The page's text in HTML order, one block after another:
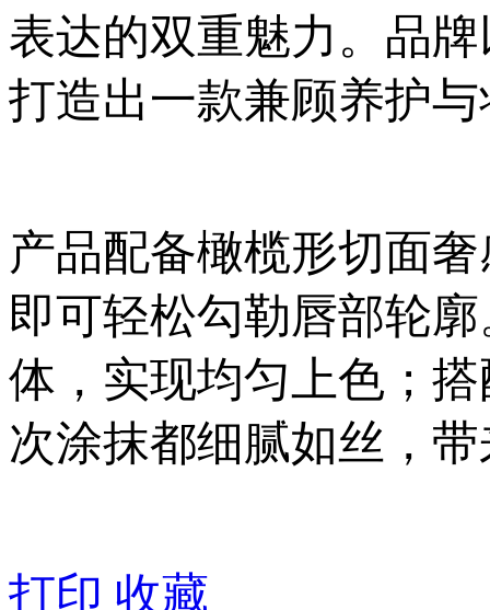
表达的双重魅力。品
打造出一款兼顾养护
产品配备橄榄形切面
即可轻松勾勒唇部轮
体，实现均匀上色；
次涂抹都细腻如丝，
打印 收藏